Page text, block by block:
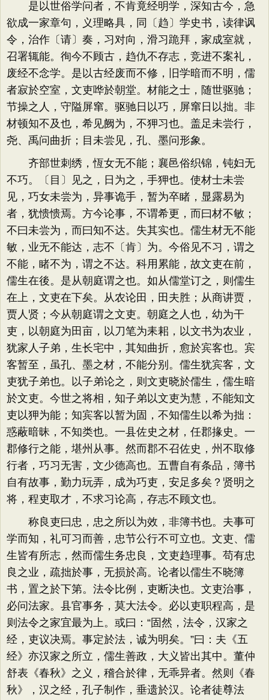
是以世俗学问者，不肯竟经明学，深知古今，急
欲成一家章句，义理略具，同〔趋〕学史书，读律讽
令，治作〔请〕奏，习对向，滑习跪拜，家成室就，
召署辄能。徇今不顾古，趋仇不存志，竞进不案礼，
废经不念学。是以古经废而不修，旧学暗而不明，儒
者寂於空室，文吏哗於朝堂。材能之士，随世驱驰；
节操之人，守隘屏窜。驱驰日以巧，屏窜日以拙。非
材顿知不及也，希见阙为，不狎习也。盖足未尝行，
尧、禹问曲折；目未尝见，孔、墨问形象。
齐部世刺绣，恆女无不能；襄邑俗织锦，钝妇无
不巧。〔目〕见之，日为之，手狎也。使材士未尝
见，巧女未尝为，异事诡手，暂为卒睹，显露易为
者，犹愦愦焉。方今论事，不谓希更，而曰材不敏；
不曰未尝为，而曰知不达。失其实也。儒生材无不能
敏，业无不能达，志不〔肯〕为。今俗见不习，谓之
不能，睹不为，谓之不达。科用累能，故文吏在前，
儒生在後。是从朝庭谓之也。如从儒堂订之，则儒生
在上，文吏在下矣。从农论田，田夫胜；从商讲贾，
贾人贤；今从朝庭谓之文吏。朝庭之人也，幼为干
吏，以朝庭为田亩，以刀笔为耒耜，以文书为农业，
犹家人子弟，生长宅中，其知曲折，愈於宾客也。宾
客暂至，虽孔、墨之材，不能分别。儒生犹宾客，文
吏犹子弟也。以子弟论之，则文吏晓於儒生，儒生暗
於文吏。今世之将相，知子弟以文吏为慧，不能知文
吏以狎为能；知宾客以暂为固，不知儒生以希为拙：
惑蔽暗昧，不知类也。一县佐史之材，任郡掾史。一
郡修行之能，堪州从事。然而郡不召佐史，州不取修
行者，巧习无害，文少德高也。五曹自有条品，簿书
自有故事，勤力玩弄，成为巧吏，安足多矣？贤明之
将，程吏取才，不求习论高，存志不顾文也。
称良吏曰忠，忠之所以为效，非簿书也。夫事可
学而知，礼可习而善，忠节公行不可立也。文吏、儒
生皆有所志，然而儒生务忠良，文吏趋理事。苟有忠
良之业，疏拙於事，无损於高。论者以儒生不晓簿
书，置之於下第。法令比例，吏断决也。文吏治事，
必问法家。县官事务，莫大法令。必以吏职程高，是
则法令之家宜最为上。或曰：“固然，法令，汉家之
经，吏议决焉。事定於法，诚为明矣。”曰：夫《五
经》亦汉家之所立，儒生善政，大义皆出其中。董仲
舒表《春秋》之义，稽合於律，无乖异者。然则《春
秋》，汉之经，孔子制作，垂遗於汉。论者徒尊法